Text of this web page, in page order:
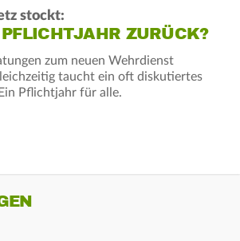
stockt:
ZURÜCK?
zum neuen Wehrdienst
taucht ein oft diskutiertes
Pflichtjahr für alle.